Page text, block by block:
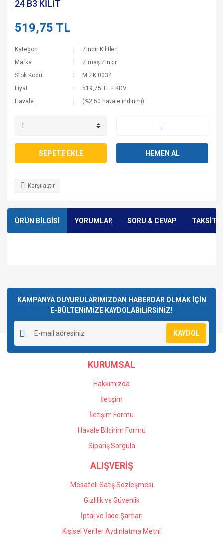
24 B3 KİLİT
519,75 TL
Kategori
Zincir Kilitleri
Marka
Zimaş Zincir
Stok Kodu
M ZK 0034
Fiyat
519,75 TL + KDV
Havale
(%2,50 havale indirimi)
SEPETE EKLE HEMEN AL
Karşılaştır
ÜRÜN BİLGİSİ YORUMLAR SORU & CEVAP TAKSİT
Yorum Yaz
Soru Sor
kullanarak tarafımıza iletebilirsiniz.
Görüş ve önerileriniz için teşekkür ederiz.
Ürün resmi kalitesiz, bozuk veya görüntülenemiyor.
Ürün açıklamasında eksik bilgiler bulunuyor.
Ürün bilgilerinde hatalar bulunuyor.
Ürün fiyatı diğer sitelerden daha pahalı.
Gönder
KAMPANYA DUYURULARIMIZDAN HABERDAR OLMAK İÇİN
E-BÜLTENİMİZE KAYDOLABİLİRSİNİZ!
KAYDOL
KURUMSAL
Hakkımızda
İletişim
İletişim Formu
Havale Bildirim Formu
Sipariş Sorgula
ALIŞVERİŞ
Mesafeli Satış Sözleşmesi
Gizlilik ve Güvenlik
İptal ve İade Şartları
Kişisel Veriler Aydınlatma Metni